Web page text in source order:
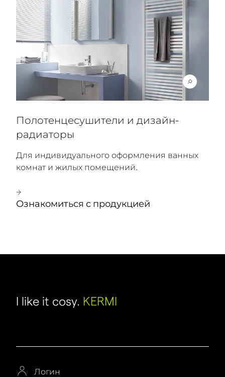
Полотенцесушители и дизайн-
радиаторы
Для индивидуального оформления ванных
комнат и жилых помещений.
Ознакомиться с продукцией
I like it cosy. KERMI
Логин